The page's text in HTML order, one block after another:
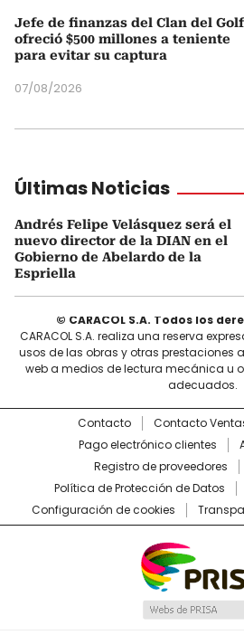
Jefe de finanzas del Clan del
ofreció $500 millones a teniente
para evitar su captura
07/08/2026
Últimas Noticias
Andrés Felipe Velásquez será el
nuevo director de la DIAN en el
Gobierno de Abelardo de la
Espriella
© CARACOL S.A. Todos los
CARACOL S.A. realiza una reserva
usos de las obras y otras prestaciones
web a medios de lectura mecánica u
adecuados.
Contacto Contacto
Pago electrónico clientes
Registro de proveedores
Política de Protección de Datos
Configuración de cookies